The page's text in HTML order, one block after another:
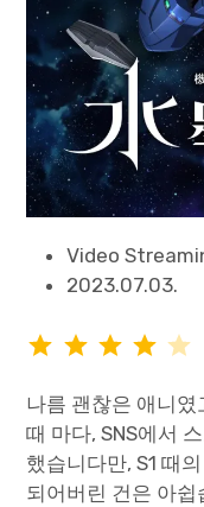
Video
2023.07.03.
나름 괜찮은 애니
때 마다, SNS에서
했습니다만, S1 때
되어버린 건은 아